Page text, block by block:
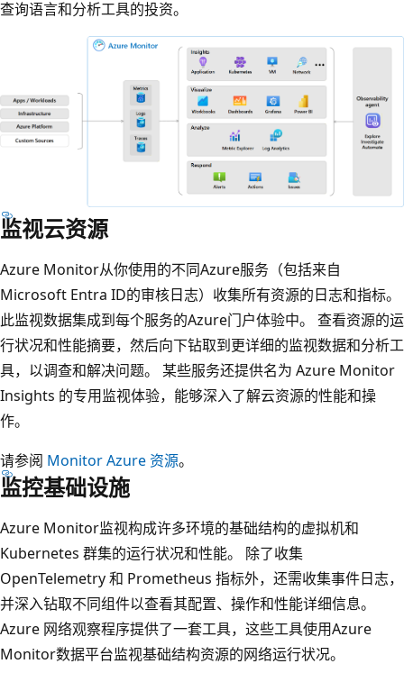
查询语言和分析工具的投资。
监视云资源
Azure Monitor从你使用的不同Azure服务（包括来自
Microsoft Entra ID的审核日志）收集所有资源的日志和指标。
此监视数据集成到每个服务的Azure门户体验中。 查看资源的运
行状况和性能摘要，然后向下钻取到更详细的监视数据和分析工
具，以调查和解决问题。 某些服务还提供名为 Azure Monitor
Insights 的专用监视体验，能够深入了解云资源的性能和操
作。
请参阅 Monitor Azure 资源。
监控基础设施
Azure Monitor监视构成许多环境的基础结构的虚拟机和
Kubernetes 群集的运行状况和性能。 除了收集
OpenTelemetry 和 Prometheus 指标外，还需收集事件日志，
并深入钻取不同组件以查看其配置、操作和性能详细信息。
Azure 网络观察程序提供了一套工具，这些工具使用Azure
Monitor数据平台监视基础结构资源的网络运行状况。